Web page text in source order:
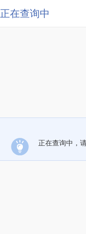
正在查询中
正在查询中，